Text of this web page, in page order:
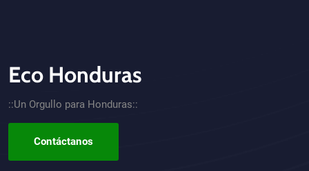
CTA - Footer
Eco Honduras
::Un Orgullo para Honduras::
Contáctanos